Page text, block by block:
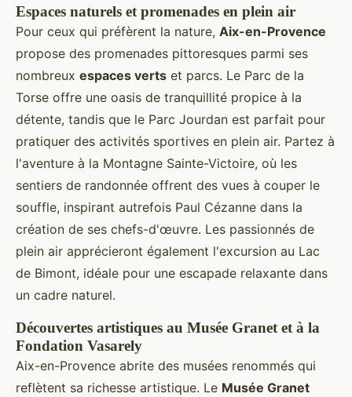
Espaces naturels et promenades en plein air
Pour ceux qui préfèrent la nature, Aix-en-Provence
propose des promenades pittoresques parmi ses
nombreux espaces verts et parcs. Le Parc de la
Torse offre une oasis de tranquillité propice à la
détente, tandis que le Parc Jourdan est parfait pour
pratiquer des activités sportives en plein air. Partez à
l'aventure à la Montagne Sainte-Victoire, où les
sentiers de randonnée offrent des vues à couper le
souffle, inspirant autrefois Paul Cézanne dans la
création de ses chefs-d'œuvre. Les passionnés de
plein air apprécieront également l'excursion au Lac
de Bimont, idéale pour une escapade relaxante dans
un cadre naturel.
Découvertes artistiques au Musée Granet et à la
Fondation Vasarely
Aix-en-Provence abrite des musées renommés qui
reflètent sa richesse artistique. Le Musée Granet